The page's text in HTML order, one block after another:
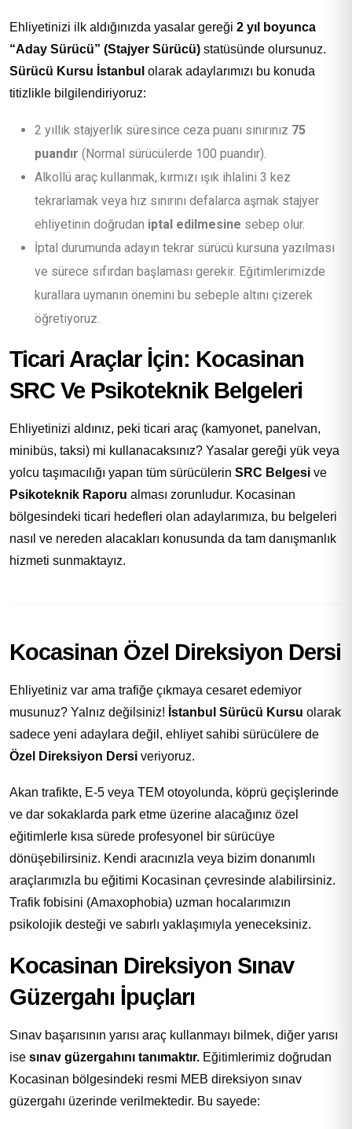
Ehliyetinizi ilk aldığınızda yasalar gereği 2 yıl boyunca
“Aday Sürücü” (Stajyer Sürücü) statüsünde olursunuz.
Sürücü Kursu İstanbul olarak adaylarımızı bu konuda
titizlikle bilgilendiriyoruz:
2 yıllık stajyerlik süresince ceza puanı sınırınız 75
puandır (Normal sürücülerde 100 puandır).
Alkollü araç kullanmak, kırmızı ışık ihlalini 3 kez
tekrarlamak veya hız sınırını defalarca aşmak stajyer
ehliyetinin doğrudan iptal edilmesine sebep olur.
İptal durumunda adayın tekrar sürücü kursuna yazılması
ve sürece sıfırdan başlaması gerekir. Eğitimlerimizde
kurallara uymanın önemini bu sebeple altını çizerek
öğretiyoruz.
Ticari Araçlar İçin: Kocasinan
SRC Ve Psikoteknik Belgeleri
Ehliyetinizi aldınız, peki ticari araç (kamyonet, panelvan,
minibüs, taksi) mi kullanacaksınız? Yasalar gereği yük veya
yolcu taşımacılığı yapan tüm sürücülerin SRC Belgesi ve
Psikoteknik Raporu alması zorunludur. Kocasinan
bölgesindeki ticari hedefleri olan adaylarımıza, bu belgeleri
nasıl ve nereden alacakları konusunda da tam danışmanlık
hizmeti sunmaktayız.
Kocasinan Özel Direksiyon Dersi
Ehliyetiniz var ama trafiğe çıkmaya cesaret edemiyor
musunuz? Yalnız değilsiniz! İstanbul Sürücü Kursu olarak
sadece yeni adaylara değil, ehliyet sahibi sürücülere de
Özel Direksiyon Dersi veriyoruz.
Akan trafikte, E-5 veya TEM otoyolunda, köprü geçişlerinde
ve dar sokaklarda park etme üzerine alacağınız özel
eğitimlerle kısa sürede profesyonel bir sürücüye
dönüşebilirsiniz. Kendi aracınızla veya bizim donanımlı
araçlarımızla bu eğitimi Kocasinan çevresinde alabilirsiniz.
Trafik fobisini (Amaxophobia) uzman hocalarımızın
psikolojik desteği ve sabırlı yaklaşımıyla yeneceksiniz.
Kocasinan Direksiyon Sınav
Güzergahı İpuçları
Sınav başarısının yarısı araç kullanmayı bilmek, diğer yarısı
ise sınav güzergahını tanımaktır. Eğitimlerimiz doğrudan
Kocasinan bölgesindeki resmi MEB direksiyon sınav
güzergahı üzerinde verilmektedir. Bu sayede: